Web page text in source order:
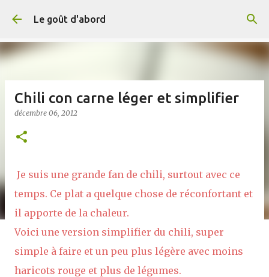
Accéder au contenu principal
Le goût d'abord
Chili con carne léger et simplifier
décembre 06, 2012
Je suis une grande fan de chili, surtout avec ce
temps. Ce plat a quelque chose de réconfortant et
il apporte de la chaleur.
Voici une version simplifier du chili, super
simple à faire et un peu plus légère avec moins
haricots rouge et plus de légumes.